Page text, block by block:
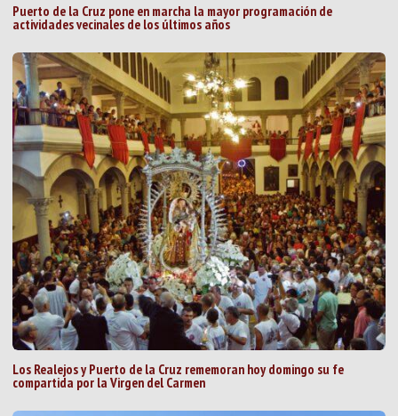
Puerto de la Cruz pone en marcha la mayor programación de
actividades vecinales de los últimos años
Los Realejos y Puerto de la Cruz rememoran hoy domingo su fe
compartida por la Virgen del Carmen